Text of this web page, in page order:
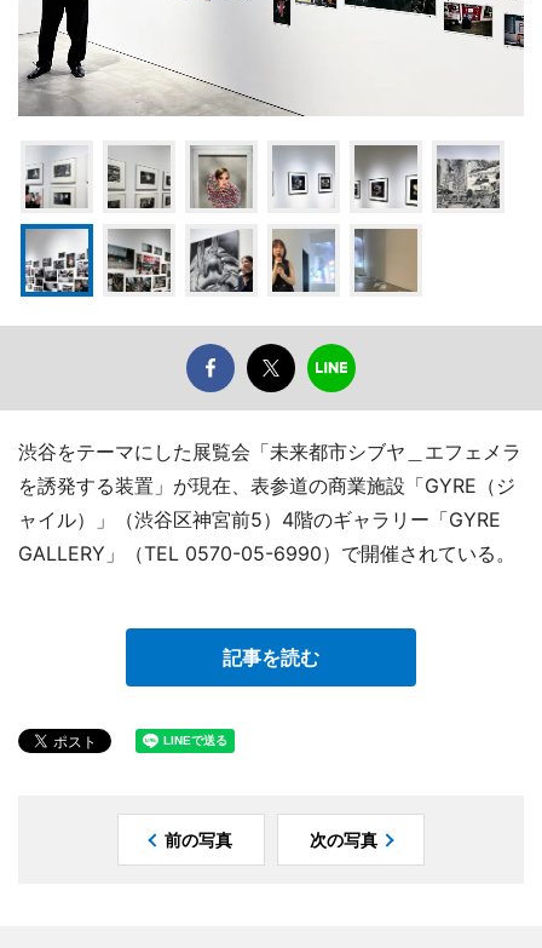
渋谷をテーマにした展覧会「未来都市シブヤ＿エフェメラ
を誘発する装置」が現在、表参道の商業施設「GYRE（ジ
ャイル）」（渋谷区神宮前5）4階のギャラリー「GYRE
GALLERY」（TEL 0570-05-6990）で開催されている。
記事を読む
前の写真 次の写真